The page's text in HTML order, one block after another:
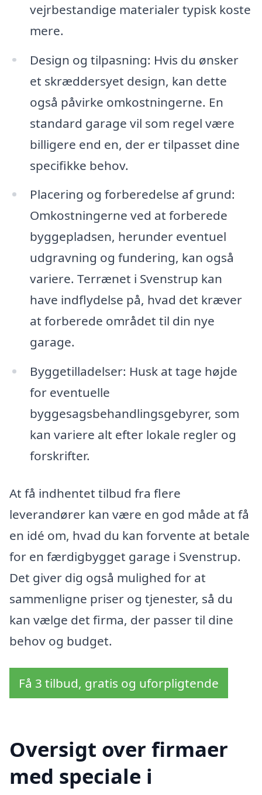
vejrbestandige materialer typisk koste
mere.
Design og tilpasning: Hvis du ønsker
et skræddersyet design, kan dette
også påvirke omkostningerne. En
standard garage vil som regel være
billigere end en, der er tilpasset dine
specifikke behov.
Placering og forberedelse af grund:
Omkostningerne ved at forberede
byggepladsen, herunder eventuel
udgravning og fundering, kan også
variere. Terrænet i Svenstrup kan
have indflydelse på, hvad det kræver
at forberede området til din nye
garage.
Byggetilladelser: Husk at tage højde
for eventuelle
byggesagsbehandlingsgebyrer, som
kan variere alt efter lokale regler og
forskrifter.
At få indhentet tilbud fra flere
leverandører kan være en god måde at få
en idé om, hvad du kan forvente at betale
for en færdigbygget garage i Svenstrup.
Det giver dig også mulighed for at
sammenligne priser og tjenester, så du
kan vælge det firma, der passer til dine
behov og budget.
Få 3 tilbud, gratis og uforpligtende
Oversigt over firmaer
med speciale i